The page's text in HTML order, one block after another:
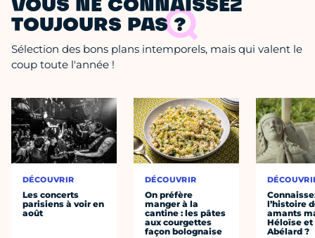
VOUS NE CONNAISSEZ
TOUJOURS PAS ?
Sélection des bons plans intemporels, mais qui valent le
coup toute l'année !
DÉCOUVRIR
Les concerts
parisiens à voir en
août
DÉCOUVRIR
On préfère
manger à la
cantine : les pâtes
aux courgettes
façon bolognaise
l’histoire
amants
Héloïse et
Abélard ?